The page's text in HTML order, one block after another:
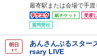
最寄駅または会場で手渡
紙チケット 受渡
質問受付
明日
まで
あんさんぶるスタ
rsary LIVE